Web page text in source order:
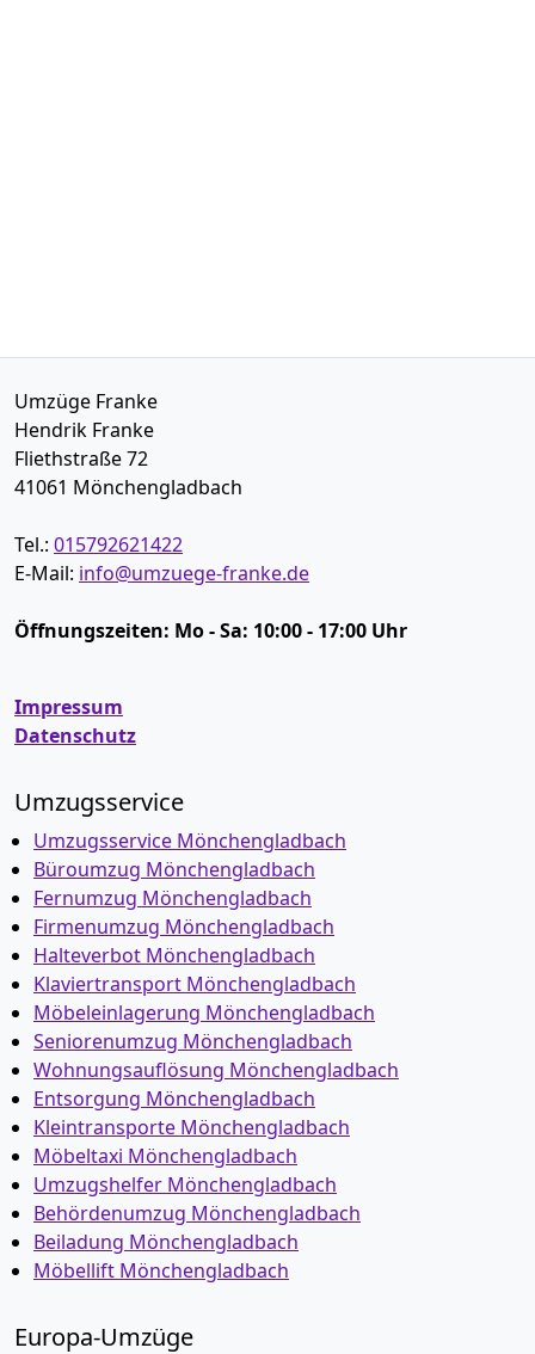
Umzüge Franke
Hendrik Franke
Fliethstraße 72
41061 Mönchen­gladbach
Tel.: 015792621422
E-Mail: info@umzuege-franke.de
Öffnungszeiten: Mo - Sa: 10:00 - 17:00 Uhr
Impressum
Datenschutz
Umzugsservice
Umzugsservice Mönchen­gladbach
Büroumzug Mönchen­gladbach
Fernumzug Mönchen­gladbach
Firmenumzug Mönchen­gladbach
Halteverbot Mönchen­gladbach
Klaviertransport Mönchen­gladbach
Möbeleinlagerung Mönchen­gladbach
Seniorenumzug Mönchen­gladbach
Wohnungsauflösung Mönchen­gladbach
Entsorgung Mönchen­gladbach
Kleintransporte Mönchen­gladbach
Möbeltaxi Mönchen­gladbach
Umzugshelfer Mönchen­gladbach
Behördenumzug Mönchen­gladbach
Beiladung Mönchen­gladbach
Möbellift Mönchen­gladbach
Europa-Umzüge